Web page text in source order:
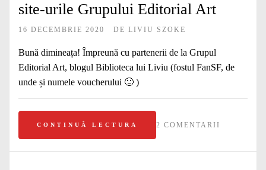
site-urile Grupului Editorial Art
16 DECEMBRIE 2020 DE LIVIU SZOKE
Bună dimineața! Împreună cu partenerii de la Grupul
Editorial Art, blogul Biblioteca lui Liviu (fostul FanSF, de
unde și numele voucherului 🙂 )
CONTINUĂ LECTURA 2 COMENTARII